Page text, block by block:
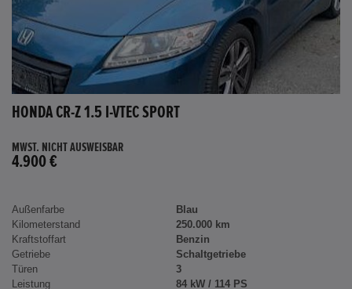
HONDA CR-Z 1.5 I-VTEC SPORT
MWST. NICHT AUSWEISBAR
4.900 €
Außenfarbe
Blau
Kilometerstand
250.000 km
Kraftstoffart
Benzin
Getriebe
Schaltgetriebe
Türen
3
Leistung
84 kW / 114 PS